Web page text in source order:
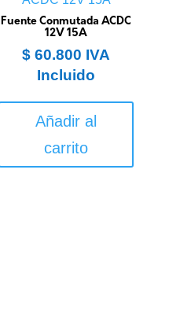
Fuente Conmutada ACDC
12V 15A
$ 60.800 IVA
Incluido
Añadir al
carrito